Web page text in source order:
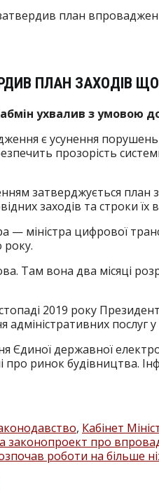
ПЛАН ЗАХОДІВ
ухвалив з умовою
є усунення порушень
прозорість
затверджується план
заходів та строки їх
— міністра цифрової
Там вона два місяці
2019 року
послуг
державної
про ринок будівництва.
, Кабінет
законопроект про
роботи на більше